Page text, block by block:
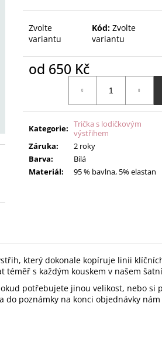
Zvolte
variantu
Kód: Zvolte
variantu
od 650 Kč
Kategorie: Trička s lodičkovým
výstřihem
Záruka:
2 roky
Barva:
Bílá
Materiál: 95 % bavlna, 5% elastan
který dokonale kopíruje linii
s každým kouskem v našem
potřebujete jinou velikost, nebo si
poznámky na konci objednávky